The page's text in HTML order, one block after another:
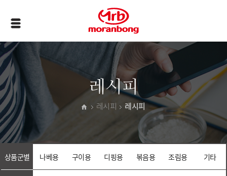
레시피
레시피 레시피
상품군별 나베용 구이용 디핑용 볶음용 조림용 기타